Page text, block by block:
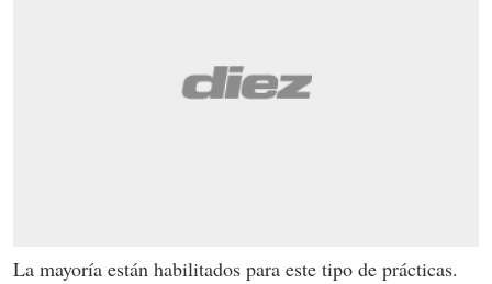
La mayoría están habilitados para este tipo de prácticas.